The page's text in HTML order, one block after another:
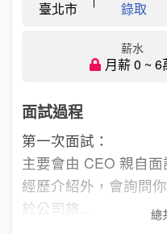
臺北市 錄取
薪水
月薪 0 ~ 6
面試過程
第一次面試：
主要會由 CEO 親自
經歷介紹外，會詢問
於公司旅...
總